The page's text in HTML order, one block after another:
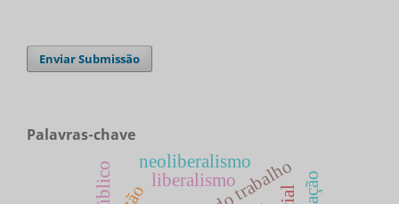
Enviar Submissão
Palavras-chave
liberalismo
neoliberalismo